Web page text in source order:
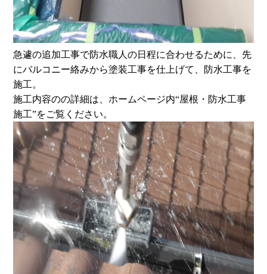
急遽の追加工事で防水職人の日程に合わせるために、先
にバルコニー絡みから塗装工事を仕上げて、防水工事を
施工。
施工内容のの詳細は、ホームページ内“屋根・防水工事
施工”をご覧ください。